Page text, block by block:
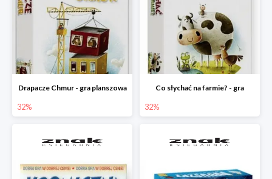
Drapacze Chmur - gra planszowa
32%
Co słychać na farmie? - gra
32%